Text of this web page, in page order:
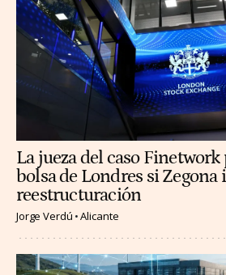
La jueza del caso Finetwork
bolsa de Londres si
reestructuración
Jorge Verdú Alicante